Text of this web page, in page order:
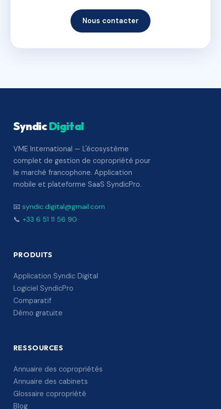
Nous contacter
SyndicDigital
VME International — L'écosystème
complet de gestion de copropriété pour
le marché francophone. Application
mobile et plateforme SaaS SyndicPro.
📧 syndic.digital@gmail.com
📞 +33 6 51 11 56 90
PRODUITS
Application Syndic Digital
Logiciel SyndicPro
Comparatif
Démo gratuite
RESSOURCES
Annuaire des copropriétés
Annuaire des cabinets
Glossaire copropriété
Blog